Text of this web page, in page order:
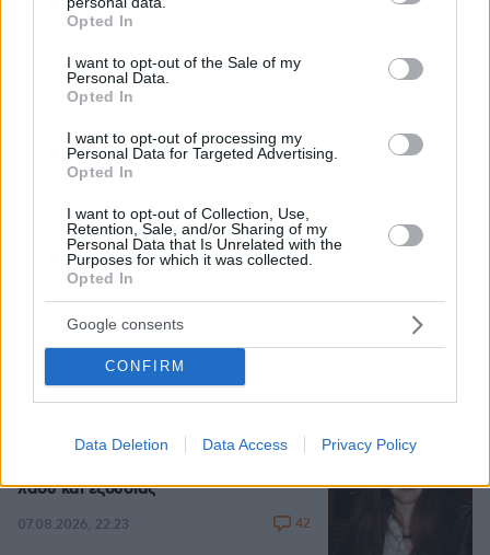
grant or deny consent to Google and its third-party tags to
use your data for below specified purposes in below Google
consent section.
Opted In
I want to opt-out of the Sale of my
Personal Data.
Opted In
I want to opt-out of processing my
Personal Data for Targeted Advertising.
Opted In
I want to opt-out of Collection, Use,
Retention, Sale, and/or Sharing of my
Personal Data that Is Unrelated with the
Purposes for which it was collected.
Opted In
Google consents
CONFIRM
Data Deletion Data Access Privacy Policy
€50 δισ. την ερχόμενη δεκαετία
07.08.2026, 20:16
Νέες καταγγελίες στην Ελπίδα για τη
Δημοκρατία: Γρατσία, Γαλανός,
Καρυστιανού και αυλικοί το
μετέτρεψαν σε φοβικό αρχηγικό
07.08.2026, 19:33
το πρώτο της παιδί, δείτε την
λαού και εξουσίας
07.08.2026, 22:23 42